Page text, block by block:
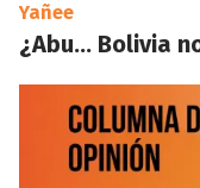
Yañee
¿Abu… Bolivia